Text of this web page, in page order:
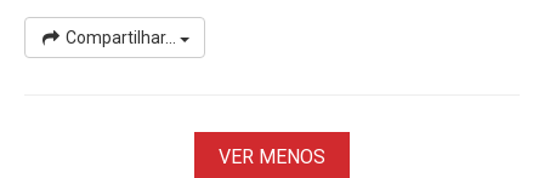
Compartilhar...
VER MENOS